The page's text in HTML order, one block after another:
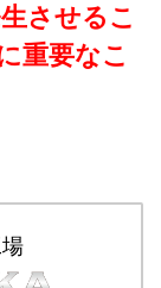
させるこ
重要なこ